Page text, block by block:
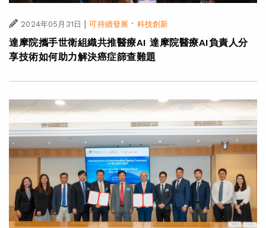
2024年05月31日 | 可持續發展 · 科技創新
達摩院攜手世衛組織共推醫療AI 達摩院醫療AI負責人分
享技術如何助力解決癌症篩查難題